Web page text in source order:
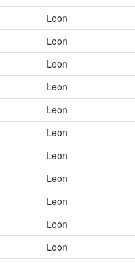
Leon
Leon
Leon
Leon
Leon
Leon
Leon
Leon
Leon
Leon
Leon